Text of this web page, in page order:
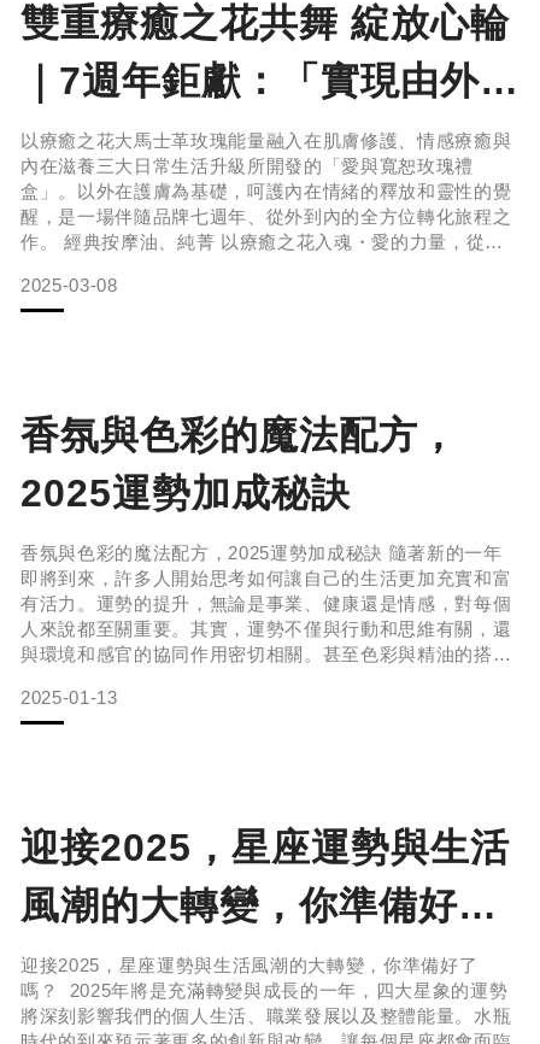
🔹 半夜總是醒來，怎麼都睡不安穩？這些都可能是你的天性
在對抗錯誤的睡眠習慣！想知道該怎麼調整嗎？快來做個 3
秒測驗，看看你的 MBTI 專屬睡眠調整方案吧！3秒直覺測
驗，一眼看穿你的睡眠狀態，以下
雙重療癒之花共舞 綻放心輪
｜7週年鉅獻：「實現由外而
內的呵護：肌膚修復，情緒
釋放，升級保養日常」愛與
寬恕玫瑰禮盒
以療癒之花大馬士革玫瑰能量融入在肌膚修護、情感療癒與
內在滋養三大日常生活升級所開發的「愛與寬恕玫瑰禮
盒」。以外在護膚為基礎，呵護內在情緒的釋放和靈性的覺
醒，是一場伴隨品牌七週年、從外到內的全方位轉化旅程之
作。 經典按摩油、純菁 以療癒之花入魂・愛的力量，從香
香，搭配乳香精油與甜馬鬱蘭精油的舒緩氣息，幫助減輕壓
力與情緒波動；後調的東印度檀香精油與沒藥精油沉穩溫
2025-03-08
香氛與色彩的魔法配方，
2025運勢加成秘訣
香氛與色彩的魔法配方，2025運勢加成秘訣 隨著新的一年
即將到來，許多人開始思考如何讓自己的生活更加充實和富
有活力。運勢的提升，無論是事業、健康還是情感，對每個
人來說都至關重要。其實，運勢不僅與行動和思維有關，還
與環境和感官的協同作用密切相關。甚至色彩與精油的搭
油，分別代表了視覺與嗅覺的感官力量。色彩能夠引起情緒
反應，提升精神狀態，甚至改變能量流動；而精油則擁有強
2025-01-13
迎接2025，星座運勢與生活
風潮的大轉變，你準備好了
嗎？
迎接2025，星座運勢與生活風潮的大轉變，你準備好了
嗎？ 2025年將是充滿轉變與成長的一年，四大星象的運勢
將深刻影響我們的個人生活、職業發展以及整體能量。水瓶